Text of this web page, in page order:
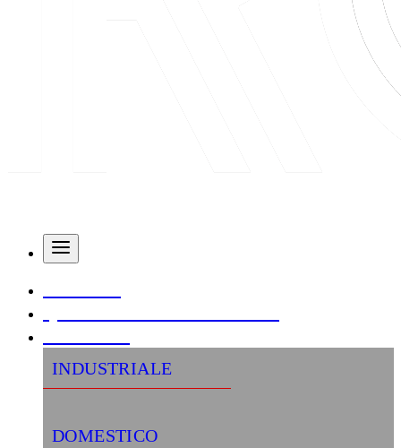
INDUSTRIALE
DOMESTICO